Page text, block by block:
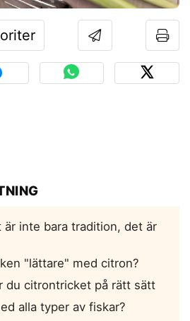
inte bara tradition, det är
"lättare" med citron?
du citrontricket på rätt sätt
alla typer av fiskar?